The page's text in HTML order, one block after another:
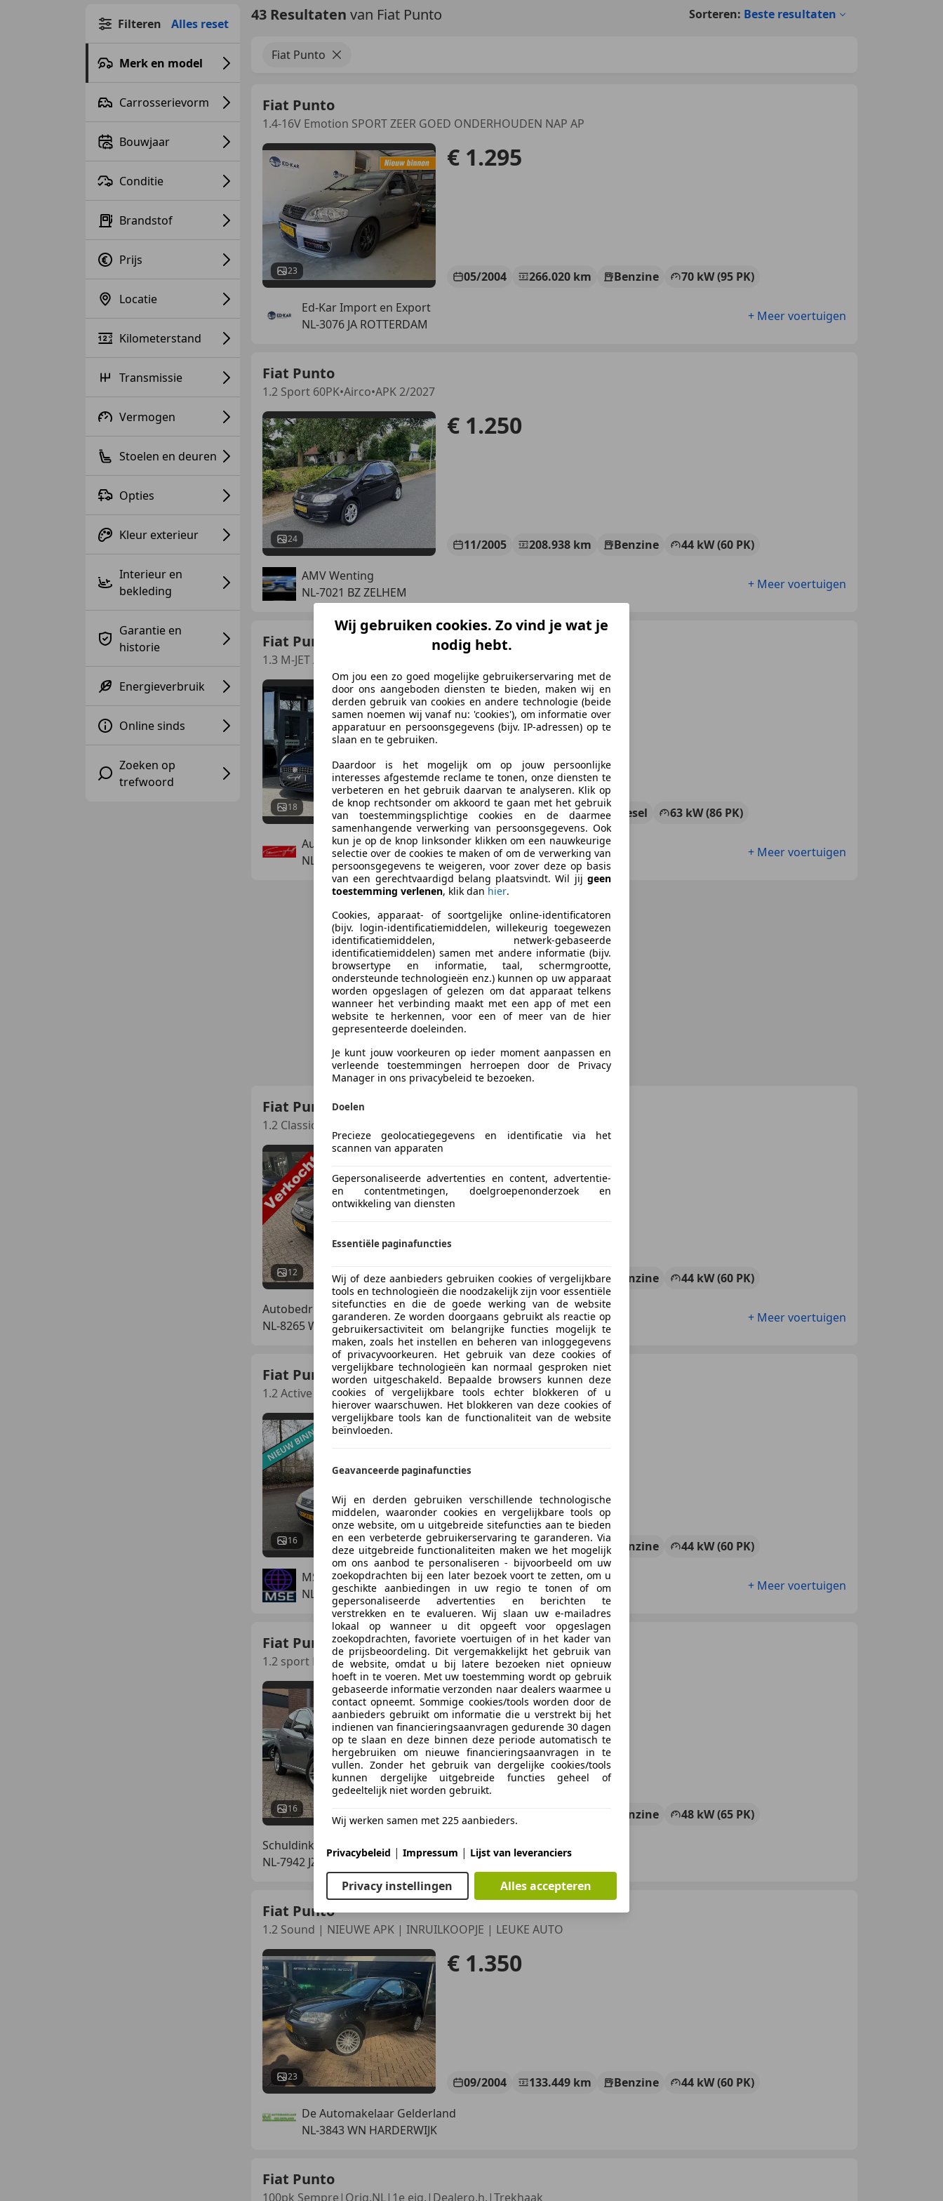
Filteren Alles reset
Merk en model
Carrosserievorm
Bouwjaar
Conditie
Brandstof
Prijs
Locatie
Kilometerstand
Transmissie
Vermogen
Stoelen en deuren
Opties
Kleur exterieur
Interieur en
bekleding
Garantie en
historie
Energieverbruik
Online sinds
Zoeken op
trefwoord
43 Resultaten van Fiat Punto Sorteren: Beste resultaten
Fiat Punto
Fiat Punto
1.4-16V Emotion SPORT ZEER GOED ONDERHOUDEN NAP AP
23
€ 1.295
05/2004 266.020 km Benzine
70 kW (95 PK)
Ed-Kar Import en Export
NL-3076 JA ROTTERDAM
+ Meer voertuigen
Fiat Punto
1.2 Sport 60PK•Airco•APK 2/2027
24
€ 1.250
11/2005 208.938 km Benzine
44 kW (60 PK)
AMV Wenting
NL-7021 BZ ZELHEM
+ Meer voertuigen
Fiat Punto
1.3 M-JET ACTUAL AIRCO - ORG. NL - NW. APK - HAND
18
€ 1.345
05/2011 220.105 km Diesel
63 kW (86 PK)
Autobedrijf Temminghoff B.V.
NL-7483 PE HAAKSBERGEN
+ Meer voertuigen
Fiat Punto
1.2 Classic Airco Nap
12 02/2008 132.819 km Benzine
44 kW (60 PK)
Autobedrijf van Winsum
NL-8265 WX KAMPEN
+ Meer voertuigen
Fiat Punto
1.2 Active LEUKE AUTO ZO WEG PRIJSJE
16
€ 899
05/2008 145.288 km Benzine
44 kW (60 PK)
MSE
NL-7418 EE DEVENTER
+ Meer voertuigen
Fiat Punto
1.2 sport ELEKTRISCHE RAMEN|STUURBEKRACHTIGING
16
€ 1.499
03/2006 Benzine
48 kW (65 PK)
Schuldink Automotive
NL-7942 JZ MEPPEL
Fiat Punto
1.2 Sound | NIEUWE APK | INRUILKOOPJE | LEUKE AUTO
23
€ 1.350
09/2004 133.449 km Benzine
44 kW (60 PK)
De Automakelaar Gelderland
NL-3843 WN HARDERWIJK
Fiat Punto
100pk Sempre|Orig.NL|1e eig.|Dealero.h.|Trekhaak
Wij gebruiken cookies. Zo vind je wat je
nodig hebt.
Om jou een zo goed mogelijke gebruikerservaring met de
door ons aangeboden diensten te bieden, maken wij en
derden gebruik van cookies en andere technologie (beide
samen noemen wij vanaf nu: 'cookies'), om informatie over
apparatuur en persoonsgegevens (bijv. IP-adressen) op te
slaan en te gebruiken.
Daardoor is het mogelijk om op jouw persoonlijke
interesses afgestemde reclame te tonen, onze diensten te
verbeteren en het gebruik daarvan te analyseren. Klik op
de knop rechtsonder om akkoord te gaan met het gebruik
van toestemmingsplichtige cookies en de daarmee
samenhangende verwerking van persoonsgegevens. Ook
kun je op de knop linksonder klikken om een nauwkeurige
selectie over de cookies te maken of om de verwerking van
persoonsgegevens te weigeren, voor zover deze op basis
van een gerechtvaardigd belang plaatsvindt. Wil jij geen
toestemming verlenen, klik dan hier.
Cookies, apparaat- of soortgelijke online-identificatoren
(bijv. login-identificatiemiddelen, willekeurig toegewezen
identificatiemiddelen, netwerk-gebaseerde
identificatiemiddelen) samen met andere informatie (bijv.
browsertype en informatie, taal, schermgrootte,
ondersteunde technologieën enz.) kunnen op uw apparaat
worden opgeslagen of gelezen om dat apparaat telkens
wanneer het verbinding maakt met een app of met een
website te herkennen, voor een of meer van de hier
gepresenteerde doeleinden.
Je kunt jouw voorkeuren op ieder moment aanpassen en
verleende toestemmingen herroepen door de Privacy
Manager in ons privacybeleid te bezoeken.
Doelen
Precieze geolocatiegegevens en identificatie via het
scannen van apparaten
Gepersonaliseerde advertenties en content, advertentie-
en contentmetingen, doelgroepenonderzoek en
ontwikkeling van diensten
Essentiële paginafuncties
Wij of deze aanbieders gebruiken cookies of vergelijkbare
tools en technologieën die noodzakelijk zijn voor essentiële
sitefuncties en die de goede werking van de website
garanderen. Ze worden doorgaans gebruikt als reactie op
gebruikersactiviteit om belangrijke functies mogelijk te
maken, zoals het instellen en beheren van inloggegevens
of privacyvoorkeuren. Het gebruik van deze cookies of
vergelijkbare technologieën kan normaal gesproken niet
worden uitgeschakeld. Bepaalde browsers kunnen deze
cookies of vergelijkbare tools echter blokkeren of u
hierover waarschuwen. Het blokkeren van deze cookies of
vergelijkbare tools kan de functionaliteit van de website
beïnvloeden.
Geavanceerde paginafuncties
Wij en derden gebruiken verschillende technologische
middelen, waaronder cookies en vergelijkbare tools op
onze website, om u uitgebreide sitefuncties aan te bieden
en een verbeterde gebruikerservaring te garanderen. Via
deze uitgebreide functionaliteiten maken we het mogelijk
om ons aanbod te personaliseren - bijvoorbeeld om uw
zoekopdrachten bij een later bezoek voort te zetten, om u
geschikte aanbiedingen in uw regio te tonen of om
gepersonaliseerde advertenties en berichten te
verstrekken en te evalueren. Wij slaan uw e-mailadres
lokaal op wanneer u dit opgeeft voor opgeslagen
zoekopdrachten, favoriete voertuigen of in het kader van
de prijsbeoordeling. Dit vergemakkelijkt het gebruik van
de website, omdat u bij latere bezoeken niet opnieuw
hoeft in te voeren. Met uw toestemming wordt op gebruik
gebaseerde informatie verzonden naar dealers waarmee u
contact opneemt. Sommige cookies/tools worden door de
aanbieders gebruikt om informatie die u verstrekt bij het
indienen van financieringsaanvragen gedurende 30 dagen
op te slaan en deze binnen deze periode automatisch te
hergebruiken om nieuwe financieringsaanvragen in te
vullen. Zonder het gebruik van dergelijke cookies/tools
kunnen dergelijke uitgebreide functies geheel of
gedeeltelijk niet worden gebruikt.
Wij werken samen met 225 aanbieders.
Privacybeleid | Impressum | Lijst van leveranciers
Privacy instellingen Alles accepteren